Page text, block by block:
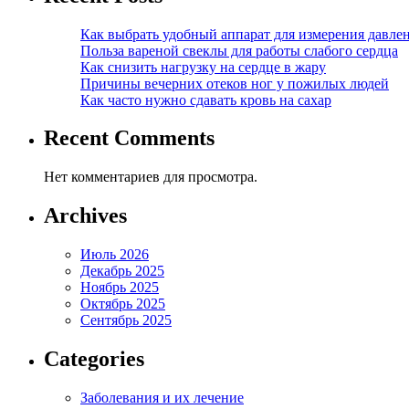
Как выбрать удобный аппарат для измерения
Польза вареной свеклы для работы слабого сердца
Как снизить нагрузку на сердце в жару
Причины вечерних отеков ног у пожилых людей
Как часто нужно сдавать кровь на сахар
Recent Comments
Нет комментариев для просмотра.
Archives
Июль 2026
Декабрь 2025
Ноябрь 2025
Октябрь 2025
Сентябрь 2025
Categories
Заболевания и их лечение